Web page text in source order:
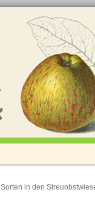
Sorten in den